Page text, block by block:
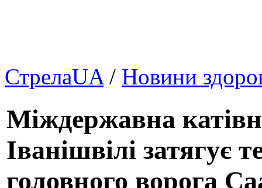
СтрелаUA/ Новини
Міждержавна
Іванішвілі затягує
головного ворога